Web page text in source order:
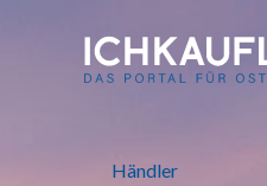
ich kauf
Händler